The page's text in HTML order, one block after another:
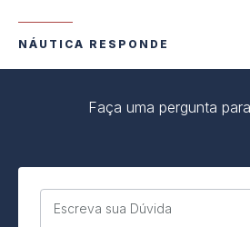
NÁUTICA RESPONDE
Faça uma pergunta
Escreva sua Dúvida